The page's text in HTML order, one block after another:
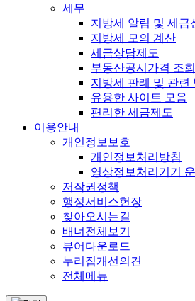
세무
지방세 알림 및 세금
지방세 모의 계산
세금상담제도
부동산공시가격 조
지방세 판례 및 관련
유용한 사이트 모음
편리한 세금제도
이용안내
개인정보보호
개인정보처리방침
영상정보처리기기
저작권정책
행정서비스헌장
찾아오시는길
배너전체보기
뷰어다운로드
누리집개선의견
전체메뉴